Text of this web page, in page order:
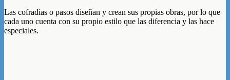
Las cofradías o pasos diseñan y crean sus propias obras, por lo que
cada uno cuenta con su propio estilo que las diferencia y las hace
especiales.